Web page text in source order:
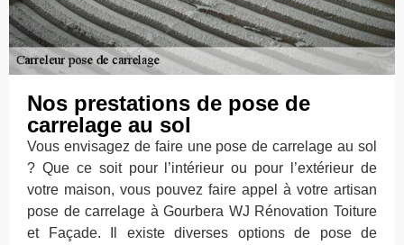
Nos prestations de pose de
carrelage au sol
Vous envisagez de faire une pose de carrelage au sol
? Que ce soit pour l’intérieur ou pour l’extérieur de
votre maison, vous pouvez faire appel à votre artisan
pose de carrelage à Gourbera WJ Rénovation Toiture
et Façade. Il existe diverses options de pose de